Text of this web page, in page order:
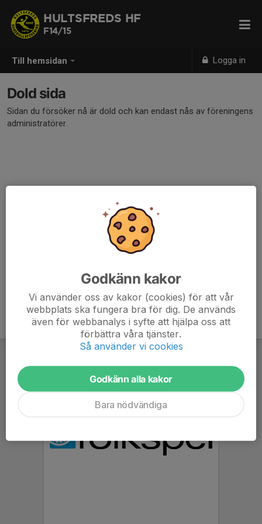
Till hemsidan Logga in
HULTSFREDS HF
F14/15
Dold sida
Sidan du försöker nå är dold och kan endast nås av föreningens
administratörer.
Godkänn kakor
Vi använder oss av kakor (cookies) för att vår
webbplats ska fungera bra för dig. De används
även för webbanalys i syfte att hjälpa oss att
förbättra våra tjänster.
Så använder vi cookies
Godkänn alla kakor
Bara nödvändiga